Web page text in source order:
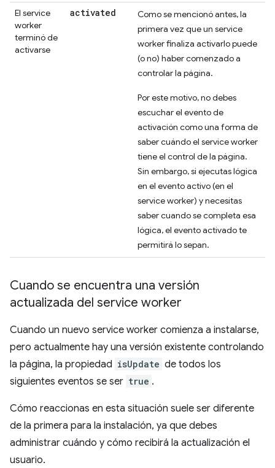
El service
worker
terminó de
activarse
activated
Como se mencionó antes, la
primera vez que un service
worker finaliza activarlo puede
(o no) haber comenzado a
controlar la página.
Por este motivo, no debes
escuchar el evento de
activación como una forma de
saber cuándo el service worker
tiene el control de la página.
Sin embargo, si ejecutas lógica
en el evento activo (en el
service worker) y necesitas
saber cuando se completa esa
lógica, el evento activado te
permitirá lo sepan.
Cuando se encuentra una versión
actualizada del service worker
Cuando un nuevo service worker comienza a instalarse,
pero actualmente hay una versión existente controlando
la página, la propiedad isUpdate de todos los
siguientes eventos se ser true .
Cómo reaccionas en esta situación suele ser diferente
de la primera para la instalación, ya que debes
administrar cuándo y cómo recibirá la actualización el
usuario.